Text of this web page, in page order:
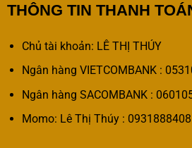
THÔNG TIN THANH
Chủ tài khoản: LÊ THỊ THÚY
Ngân hàng VIETCOMBANK :
Ngân hàng SACOMBANK :
Momo: Lê Thị Thúy : 0931888408